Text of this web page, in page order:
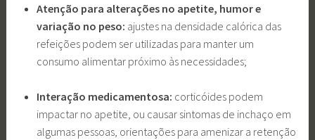
Atenção para alterações no apetite, humor e
variação no peso: ajustes na densidade calórica das
refeições podem ser utilizadas para manter um
consumo alimentar próximo às necessidades;
Interação medicamentosa: corticóides podem
impactar no apetite, ou causar sintomas de inchaço em
algumas pessoas, orientações para amenizar a retenção